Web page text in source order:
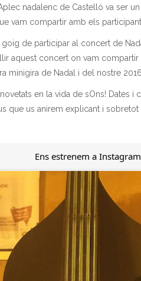
nadalenc de Castelló va ser
compartir amb els participants
de participar al concert de
aquest concert on vam
minigira de Nadal i del nostre 2016.
en la vida de sOns!
que us anirem explicant i
Ens estrenem a